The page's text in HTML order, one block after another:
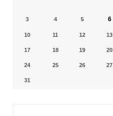
3 4 5 6
10 11 12 13
17 18 19 20
24 25 26 27
31